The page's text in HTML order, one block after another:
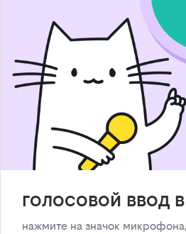
голосовой ввод
нажмите на значок